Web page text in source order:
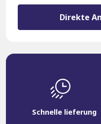
20140
Direkte
Schnelle lieferung